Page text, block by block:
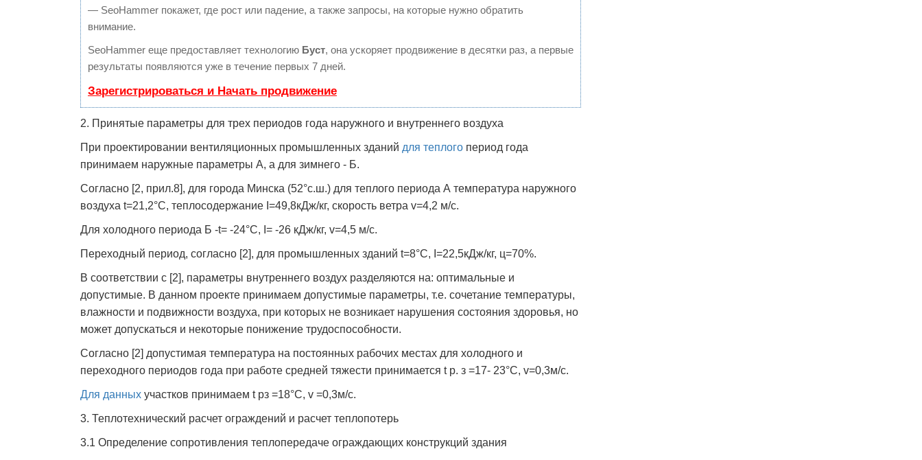
— SeoHammer покажет, где рост или падение, а также запросы, на которые нужно обратить
внимание.
SeoHammer еще предоставляет технологию Буст, она ускоряет продвижение в десятки раз, а первые
результаты появляются уже в течение первых 7 дней.
Зарегистрироваться и Начать продвижение
2. Принятые параметры для трех периодов года наружного и внутреннего воздуха
При проектировании вентиляционных промышленных зданий для теплого период года
принимаем наружные параметры А, а для зимнего - Б.
Согласно [2, прил.8], для города Минска (52°с.ш.) для теплого периода А температура наружного
воздуха t=21,2°C, теплосодержание I=49,8кДж/кг, скорость ветра v=4,2 м/с.
Для холодного периода Б -t= -24°С, I= -26 кДж/кг, v=4,5 м/с.
Переходный период, согласно [2], для промышленных зданий t=8°C, I=22,5кДж/кг, ц=70%.
В соответствии с [2], параметры внутреннего воздух разделяются на: оптимальные и
допустимые. В данном проекте принимаем допустимые параметры, т.е. сочетание температуры,
влажности и подвижности воздуха, при которых не возникает нарушения состояния здоровья, но
может допускаться и некоторые понижение трудоспособности.
Согласно [2] допустимая температура на постоянных рабочих местах для холодного и
переходного периодов года при работе средней тяжести принимается t p. з =17- 23°С, v=0,3м/с.
Для данных участков принимаем t pз =18°С, v =0,3м/с.
3. Теплотехнический расчет ограждений и расчет теплопотерь
3.1 Определение сопротивления теплопередаче ограждающих конструкций здания